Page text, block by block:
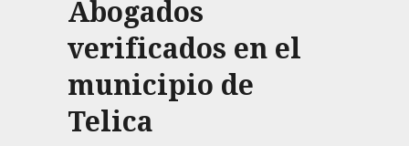
Abogados
verificados en el
municipio de
Telica